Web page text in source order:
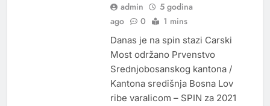
admin
5 godina
ago
0 1 mins
Danas je na spin stazi Carski
Most održano Prvenstvo
Srednjobosanskog kantona /
Kantona središnja Bosna Lov
ribe varalicom – SPIN za 2021